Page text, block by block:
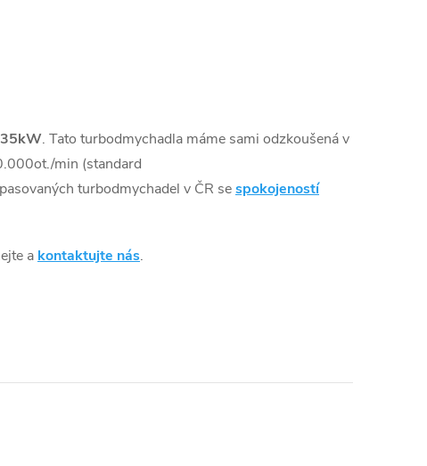
. Tato turbodmychadla máme sami odzkoušená v
min (standard
turbodmychadel v ČR sespokojeností
a kontaktujte nás.